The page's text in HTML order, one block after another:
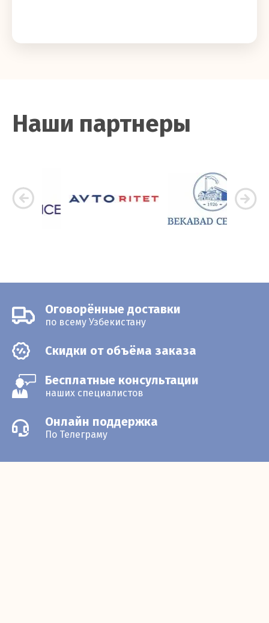
Наши партнеры
Оговорённые доставки
по всему Узбекистану
Скидки от объёма заказа
Бесплатные консультации
наших специалистов
Онлайн поддержка
По Телеграму